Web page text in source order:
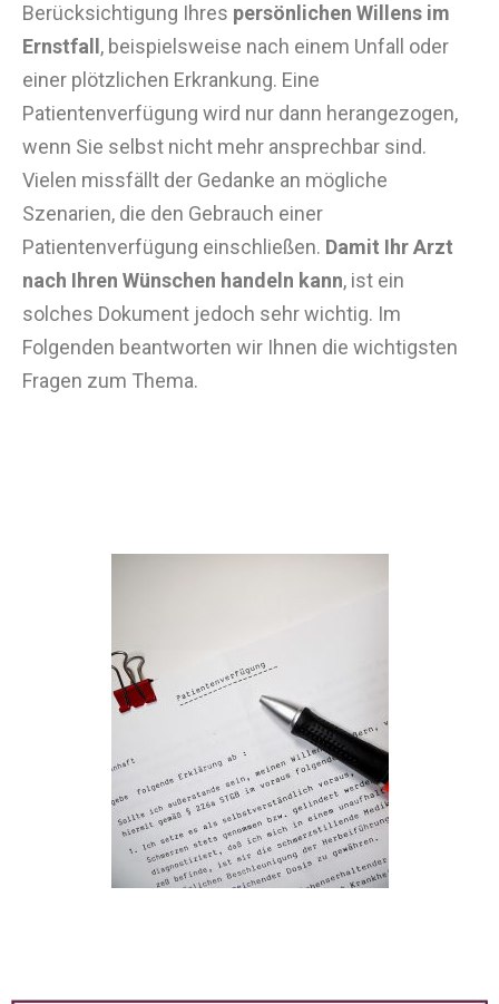
Berücksichtigung Ihres persönlichen Willens im
Ernstfall , beispielsweise nach einem Unfall oder
einer plötzlichen Erkrankung. Eine
Patientenverfügung wird nur dann herangezogen,
wenn Sie selbst nicht mehr ansprechbar sind.
Vielen missfällt der Gedanke an mögliche
Szenarien, die den Gebrauch einer
Patientenverfügung einschließen. Damit Ihr Arzt
nach Ihren Wünschen handeln kann, ist ein
solches Dokument jedoch sehr wichtig. Im
Folgenden beantworten wir Ihnen die wichtigsten
Fragen zum Thema.